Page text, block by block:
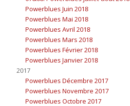
Powerblues Juin 2018
Powerblues Mai 2018
Powerblues Avril 2018
Powerblues Mars 2018
Powerblues Février 2018
Powerblues Janvier 2018
2017
Powerblues Décembre 2017
Powerblues Novembre 2017
Powerblues Octobre 2017